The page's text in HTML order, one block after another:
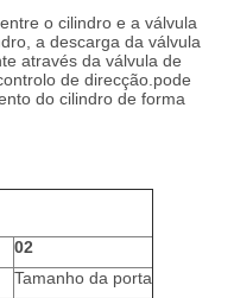
o cilindro e a válvula
a descarga da válvula
através da válvula de
de direcção.pode
do cilindro de forma
02
Tamanho da porta